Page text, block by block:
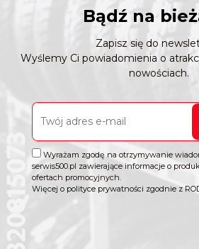
Bądź na
Zapisz się do
Wyślemy Ci powiadomienia o
nowościach.
Wyrażam zgodę na otrzymywanie
serwis500.pl zawierające informacje o
ofertach promocyjnych.
Więcej o polityce prywatności zgodnie z